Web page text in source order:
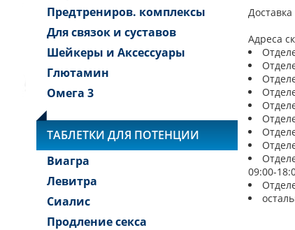
Предтрениров. комплексы
Для связок и суставов
Шейкеры и Аксессуары
Глютамин
Омега 3
ТАБЛЕТКИ ДЛЯ ПОТЕНЦИИ
Виагра
Левитра
Сиалис
Продление секса
Адреса
09:00-